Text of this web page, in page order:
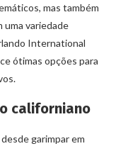
mas também
uma variedade
International
ótimas opções para
californiano
garimpar em